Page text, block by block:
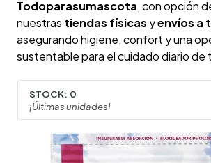
Todoparasumascota, con opción
nuestras tiendas físicas yenvíos a
asegurando higiene, confort y una
sustentable para el cuidado diario de
STOCK: 0
¡Últimas unidades!